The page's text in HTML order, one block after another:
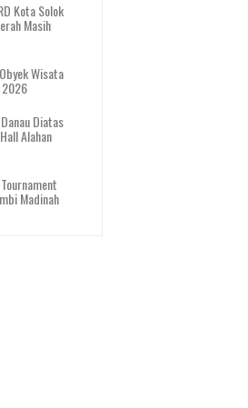
Kota Solok
Masih
Wisata
2026
Diatas
Alahan
Madinah